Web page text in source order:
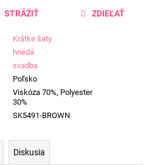
Krátke šaty
hnedá
svadba
Poľsko
Viskóza 70%, Polyester
30%
SK5491-BROWN
STRÁŽIŤ ZDIEĽAŤ
Diskusia